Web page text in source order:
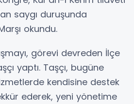
saygı duruşunda
okundu.
görevi devreden İlçe
yaptı. Taşçı, bugüne
kendisine destek
ederek, yeni yönetime